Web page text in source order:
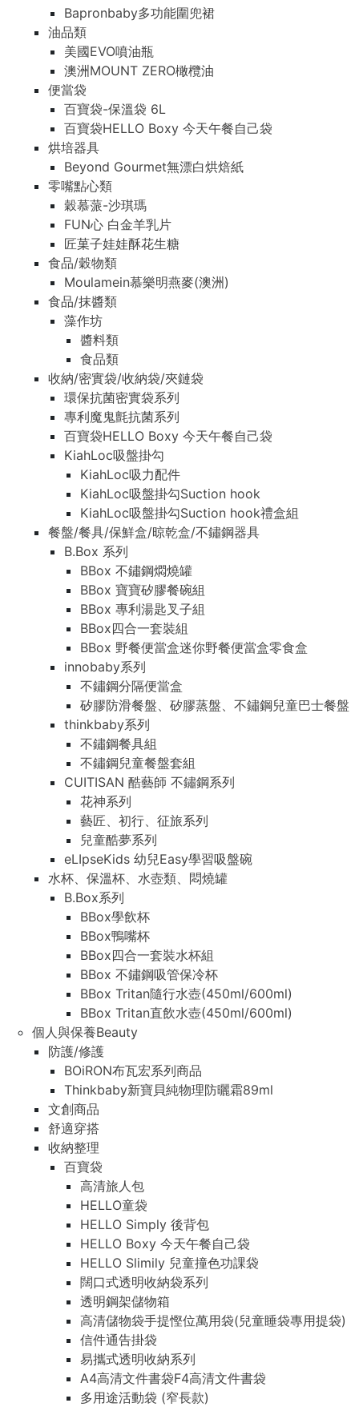
Bapronbaby多功能圍兜裙
油品類
美國EVO噴油瓶
澳洲MOUNT ZERO橄欖油
便當袋
百寶袋-保溫袋 6L
百寶袋HELLO Boxy 今天午餐自己袋
烘培器具
Beyond Gourmet無漂白烘焙紙
零嘴點心類
穀慕蒎-沙琪瑪
FUN心 白金羊乳片
匠菓子娃娃酥花生糖
食品/穀物類
Moulamein慕樂明燕麥(澳洲)
食品/抹醬類
藻作坊
醬料類
食品類
收納/密實袋/收納袋/夾鏈袋
環保抗菌密實袋系列
專利魔鬼氈抗菌系列
百寶袋HELLO Boxy 今天午餐自己袋
KiahLoc吸盤掛勾
KiahLoc吸力配件
KiahLoc吸盤掛勾Suction hook
KiahLoc吸盤掛勾Suction hook禮盒組
餐盤/餐具/保鮮盒/晾乾盒/不鏽鋼器具
B.Box 系列
BBox 不鏽鋼燜燒罐
BBox 寶寶矽膠餐碗組
BBox 專利湯匙叉子組
BBox四合一套裝組
BBox 野餐便當盒迷你野餐便當盒零食盒
innobaby系列
不鏽鋼分隔便當盒
矽膠防滑餐盤、矽膠蒸盤、不鏽鋼兒童巴士餐盤
thinkbaby系列
不鏽鋼餐具組
不鏽鋼兒童餐盤套組
CUITISAN 酷藝師 不鏽鋼系列
花神系列
藝匠、初行、征旅系列
兒童酷夢系列
eLIpseKids 幼兒Easy學習吸盤碗
水杯、保溫杯、水壺類、悶燒罐
B.Box系列
BBox學飲杯
BBox鴨嘴杯
BBox四合一套裝水杯組
BBox 不鏽鋼吸管保冷杯
BBox Tritan隨行水壺(450ml/600ml)
BBox Tritan直飲水壺(450ml/600ml)
個人與保養Beauty
防護/修護
BOiRON布瓦宏系列商品
Thinkbaby新寶貝純物理防曬霜89ml
文創商品
舒適穿搭
收納整理
百寶袋
高清旅人包
HELLO童袋
HELLO Simply 後背包
HELLO Boxy 今天午餐自己袋
HELLO Slimily 兒童撞色功課袋
闊口式透明收納袋系列
透明鋼架儲物箱
高清儲物袋手提慳位萬用袋(兒童睡袋專用提袋)
信件通告掛袋
易攜式透明收納系列
A4高清文件書袋F4高清文件書袋
多用途活動袋 (窄長款)